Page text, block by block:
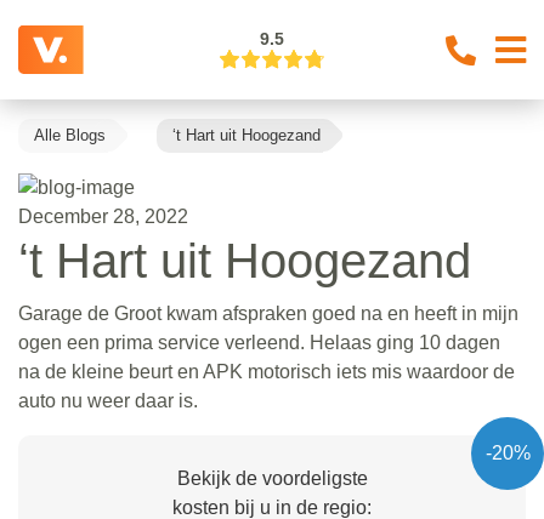
9.5
Alle Blogs ‘t Hart uit Hoogezand
December 28, 2022
‘t Hart uit Hoogezand
Garage de Groot kwam afspraken goed na en heeft in mijn
ogen een prima service verleend. Helaas ging 10 dagen
na de kleine beurt en APK motorisch iets mis waardoor de
auto nu weer daar is.
-20%
Bekijk de voordeligste
kosten bij u in de regio: